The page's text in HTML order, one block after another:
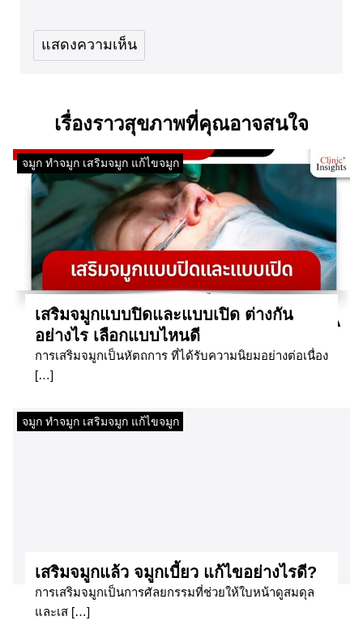
เรื่องราวสุขภาพที่คุณอาจสนใจ
จมูก ทำจมูก เสริมจมูก แก้ไขจมูก
​เสริมจมูกแบบปิดและแบบเปิด ต่างกัน
อย่างไร เลือกแบบไหนดี​
การเสริมจมูกเป็นหัตถการ ที่ได้รับความนิยมอย่างต่อเนื่อง
[…]
จมูก ทำจมูก เสริมจมูก แก้ไขจมูก
เสริมจมูกแล้ว จมูกเบี้ยว แก้ไขอย่างไรดี?
การเสริมจมูกเป็นการศัลยกรรมที่ช่วยให้ใบหน้าดูสมดุล
และเส […]